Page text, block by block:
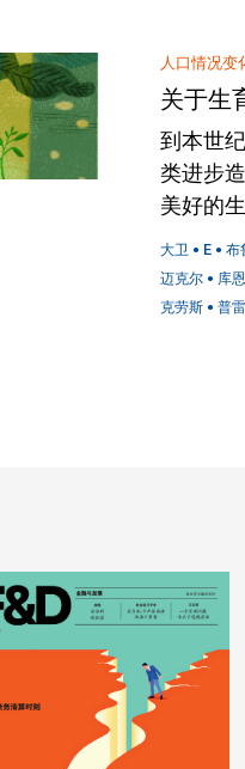
人口情况变
关于生
到本世
类进步
美好的
大卫 • E •
迈克尔 • 库
克劳斯 • 普